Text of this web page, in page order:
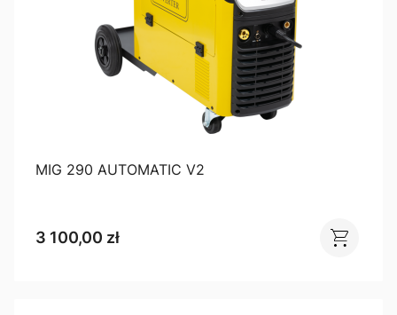
MIG 290 AUTOMATIC V2
3 100,00 zł